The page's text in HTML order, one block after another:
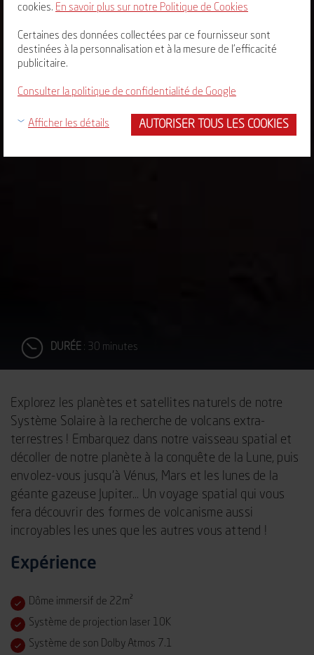
cookies. En savoir plus sur notre Politique de Cookies
Certaines des données collectées par ce fournisseur sont
destinées à la personnalisation et à la mesure de l'efficacité
publicitaire.
Consulter la politique de confidentialité de Google
AUTORISER TOUS LES COOKIES
Afficher les détails
DURÉE : 30 minutes
Explorez les planètes et satellites naturels de notre
Système Solaire à la recherche de volcans extra-
terrestres ! Embarquez dans notre vaisseau spatial et
décoller de notre planète à la conquête de la Lune, puis
envolez-vous jusqu’à Vénus, Mars et les lunes de la
géante gazeuse Jupiter… Un voyage spatial qui vous
fera découvrir des formes de volcanisme aussi
incroyables les unes que les autres vous attend !
Expérience
Dôme immersif de 22m²
Système de projection laser 10K
Système de son Dolby Atmos 7.1